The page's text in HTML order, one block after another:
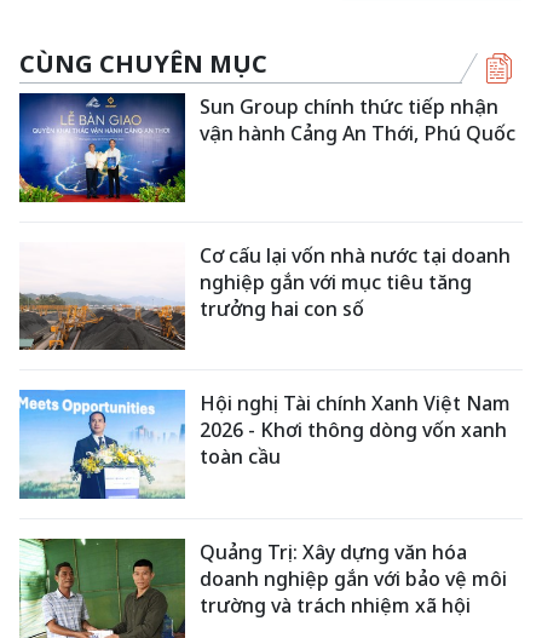
CÙNG CHUYÊN MỤC
Sun Group chính thức tiếp nhận
vận hành Cảng An Thới, Phú Quốc
Cơ cấu lại vốn nhà nước tại doanh
nghiệp gắn với mục tiêu tăng
trưởng hai con số
Hội nghị Tài chính Xanh Việt Nam
2026 - Khơi thông dòng vốn xanh
toàn cầu
Quảng Trị: Xây dựng văn hóa
doanh nghiệp gắn với bảo vệ môi
trường và trách nhiệm xã hội